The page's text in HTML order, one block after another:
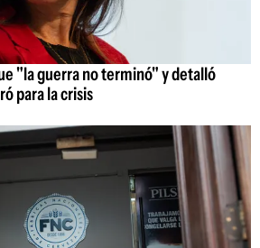
"la guerra no terminó" y detalló
para la crisis